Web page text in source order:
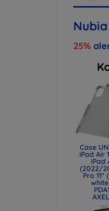
25%
Case
iPad Air
iPad
(2022/
Pro